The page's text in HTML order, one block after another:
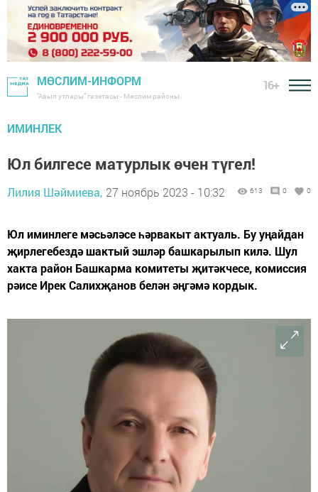
МӨСЛИМ-ИНФОРМ
"Авыл утлары" газетасы - Мөслим районы
16+
ИМИНЛЕК
Юл билгесе матурлык өчен түгел!
Лилия Шәймиева, 27 ноябрь 2023 - 10:32 613 0 0
Юл иминлеге мәсьәләсе һәрвакыт актуаль. Бу уңайдан
җирлегебездә шактый эшләр башкарылып килә. Шул
хакта район Башкарма комитеты җитәкчесе, комиссия
рәисе Ирек Салихҗанов белән әңгәмә кордык.